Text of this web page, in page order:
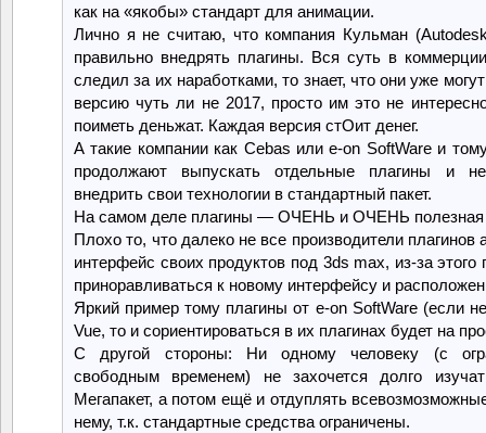
как на «якобы» стандарт для анимации.
Лично я не считаю, что компания Кульман
правильно внедрять плагины. Вся суть в
следил за их наработками, то знает, что они уже
версию чуть ли не 2017, просто им это не
поиметь деньжат. Каждая версия стОит денег.
А такие компании как Cebas или e-on SoftWare и
продолжают выпускать отдельные плагины и
внедрить свои технологии в стандартный пакет.
На самом деле плагины — ОЧЕНЬ и ОЧЕНЬ
Плохо то, что далеко не все производители плагинов
интерфейс своих продуктов под 3ds max, из-за этого
приноравливаться к новому интерфейсу и
Яркий пример тому плагины от e-on SoftWare (если
Vue, то и сориентироваться в их плагинах будет на
С другой стороны: Ни одному человеку (с
свободным временем) не захочется долго
Мегапакет, а потом ещё и отдуплять
нему, т.к. стандартные средства ограничены.